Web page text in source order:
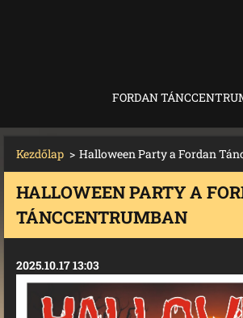
FORDAN
Kezdőlap > Halloween Party a Fordan
HALLOWEEN PARTY A
TÁNCCENTRUMBAN
2025.10.17 13:03